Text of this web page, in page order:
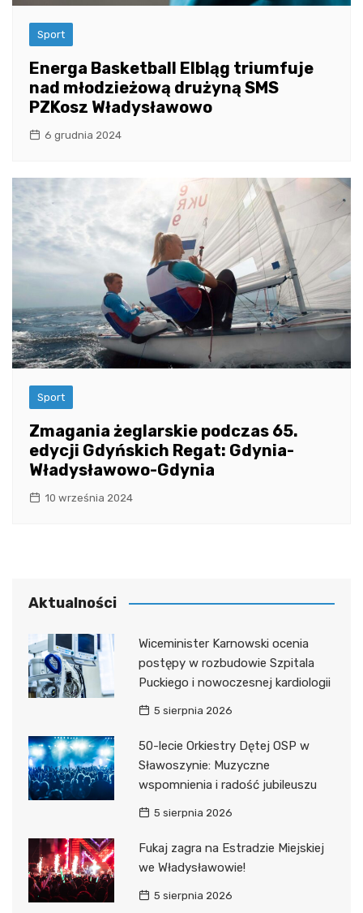
Sport
Energa Basketball Elbląg triumfuje
nad młodzieżową drużyną SMS
PZKosz Władysławowo
6 grudnia 2024
Sport
Zmagania żeglarskie podczas 65.
edycji Gdyńskich Regat: Gdynia-
Władysławowo-Gdynia
10 września 2024
Aktualności
Wiceminister Karnowski ocenia
postępy w rozbudowie Szpitala
Puckiego i nowoczesnej kardiologii
5 sierpnia 2026
50-lecie Orkiestry Dętej OSP w
Sławoszynie: Muzyczne
wspomnienia i radość jubileuszu
5 sierpnia 2026
Fukaj zagra na Estradzie Miejskiej
we Władysławowie!
5 sierpnia 2026